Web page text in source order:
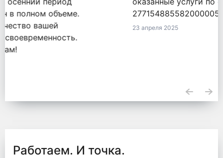
2771548855820000050 от 18.09.2020.
23 апреля 2025
Работаем. И точка.